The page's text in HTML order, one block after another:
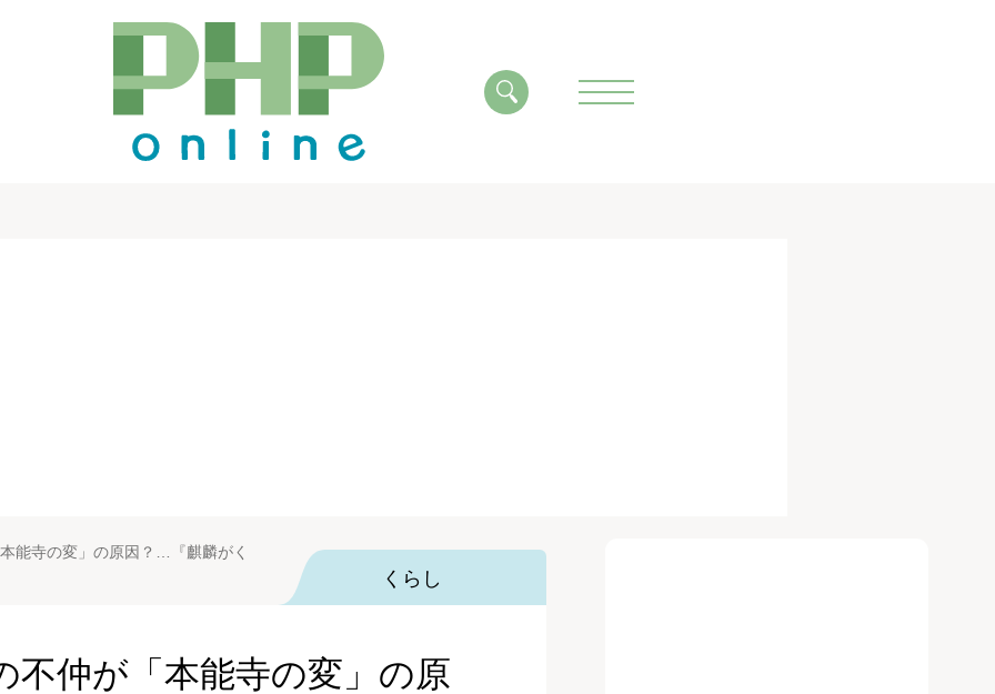
能寺の変」の原因？…『麒麟がく
くらし
不仲が「本能寺の変」の原